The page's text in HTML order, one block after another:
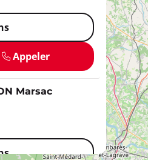
Appeler
Marsac